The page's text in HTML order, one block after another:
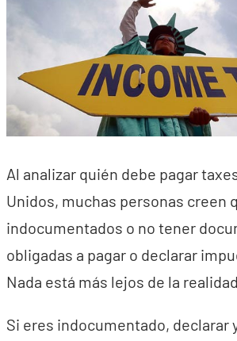
Al analizar quién debe pagar
Unidos, muchas personas creen
indocumentados o no tener
obligadas a pagar o declarar
Nada está más lejos de la
Si eres indocumentado, declarar